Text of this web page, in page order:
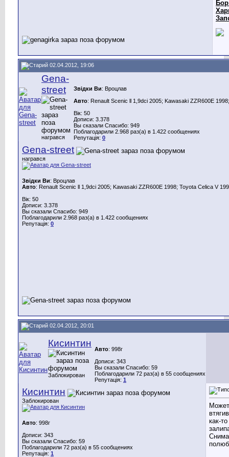
02.04.2012, 19:06
Gena-
street
награвся
Звідки Ви: Вроцлав
Авто: Renault Scenic ll 1,9dci 2005; Kawasaki ZZR600E
Вік: 50
Дописи: 3.378
Вы сказали Спасибо: 949
Поблагодарили 2.968 раз(а) в 1.422 сообщениях
Репутація: 0
Gena-street
награвся
Звідки Ви: Вроцлав
Авто: Renault Scenic ll 1,9dci 2005; Kawasaki ZZR600E 1998; Toyota Celica V
Вік: 50
Дописи: 3.378
Вы сказали Спасибо: 949
Поблагодарили 2.968 раз(а) в 1.422 сообщениях
Репутація: 0
02.04.2012, 20:01
Кисинтин
Заблокирован
Авто: 998г
Дописи: 343
Вы сказали Спасибо: 59
Поблагодарили 72 раз(а) в 55 сообщениях
Репутація: 1
Кисинтин
Заблокирован
Авто: 998г
Дописи: 343
Вы сказали Спасибо: 59
Поблагодарили 72 раз(а) в 55 сообщениях
Репутація: 1
Может
как-то